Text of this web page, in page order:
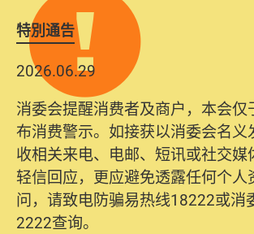
特別通告
2026.06.29
消委会提醒消费者及商户，本会仅
布消费警示。如接获以消委会名义
收相关来电、电邮、短讯或社交媒
轻信回应，更应避免透露任何个人
问，请致电防骗易热线18222或消
2222查询。